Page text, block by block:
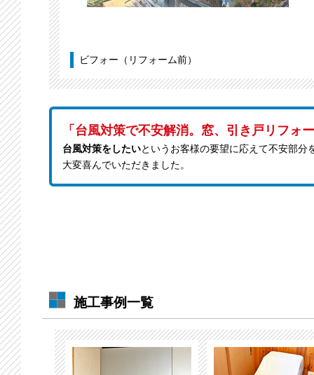
ビフォー（リフォーム前）
「台風対策で不安解消。窓、引き戸リフォ
台風対策をしたいというお客様の要望に応えて不安部分
大変喜んでいただきました。
施工事例一覧